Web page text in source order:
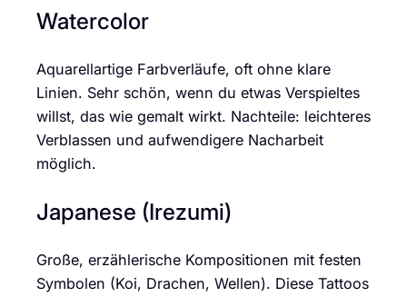
Watercolor
Aquarellartige Farbverläufe, oft ohne klare
Linien. Sehr schön, wenn du etwas Verspieltes
willst, das wie gemalt wirkt. Nachteile: leichteres
Verblassen und aufwendigere Nacharbeit
möglich.
Japanese (Irezumi)
Große, erzählerische Kompositionen mit festen
Symbolen (Koi, Drachen, Wellen). Diese Tattoos